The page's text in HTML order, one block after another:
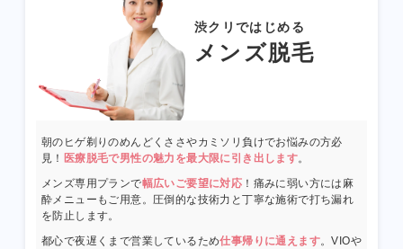
渋クリではじめる
メンズ脱毛
朝のヒゲ剃りのめんどくささやカミソリ負けでお悩みの方必
見！ 医療脱毛で男性の魅力を最大限に引き出します。
メンズ専用プランで幅広いご要望に対応 ！痛みに弱い方には麻
酔メニューもご用意。圧倒的な技術力と丁寧な施術で打ち漏れ
を防止します。
都心で夜遅くまで営業しているため仕事帰りに通えます。VIOや